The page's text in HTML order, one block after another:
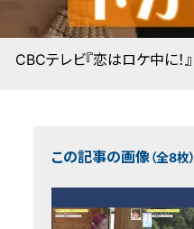
CBCテレビ『恋はロケ中に！』
この記事の画像（全8枚）